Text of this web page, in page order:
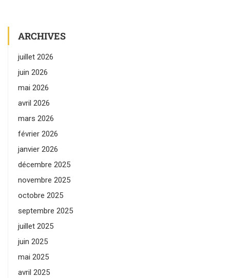
ARCHIVES
juillet 2026
juin 2026
mai 2026
avril 2026
mars 2026
février 2026
janvier 2026
décembre 2025
novembre 2025
octobre 2025
septembre 2025
juillet 2025
juin 2025
mai 2025
avril 2025